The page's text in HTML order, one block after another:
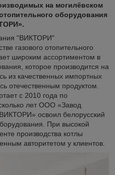
на могилёвском
оборудования
"ВИКТОРИ"
газового отопительного
широким ассортиментом в
которое производится на
из качественных импортных
отечественным продуктом.
с 2010 года по
лет ООО «Завод
освоил белорусский
При высокой
производства котлы
авторитетом у клиентов.